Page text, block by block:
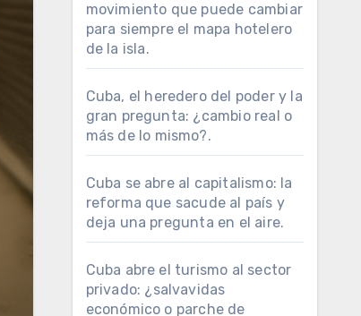
movimiento que puede cambiar
para siempre el mapa hotelero
de la isla.
Cuba, el heredero del poder y la
gran pregunta: ¿cambio real o
más de lo mismo?.
Cuba se abre al capitalismo: la
reforma que sacude al país y
deja una pregunta en el aire.
Cuba abre el turismo al sector
privado: ¿salvavidas
económico o parche de